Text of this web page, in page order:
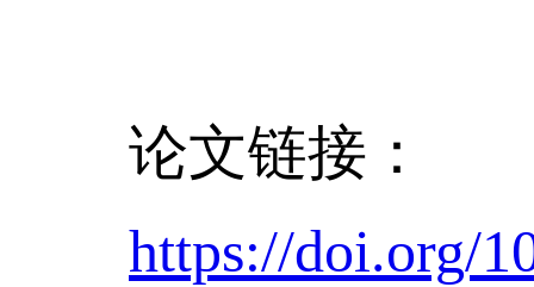
论文链接：
https://doi.org/